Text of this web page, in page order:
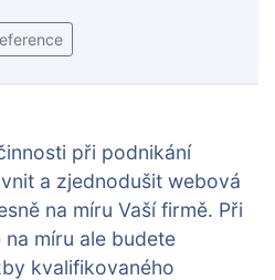
při podnikání
a zjednodušit webová
na míru Vaší firmě. Při
míru ale budete
kvalifikovaného